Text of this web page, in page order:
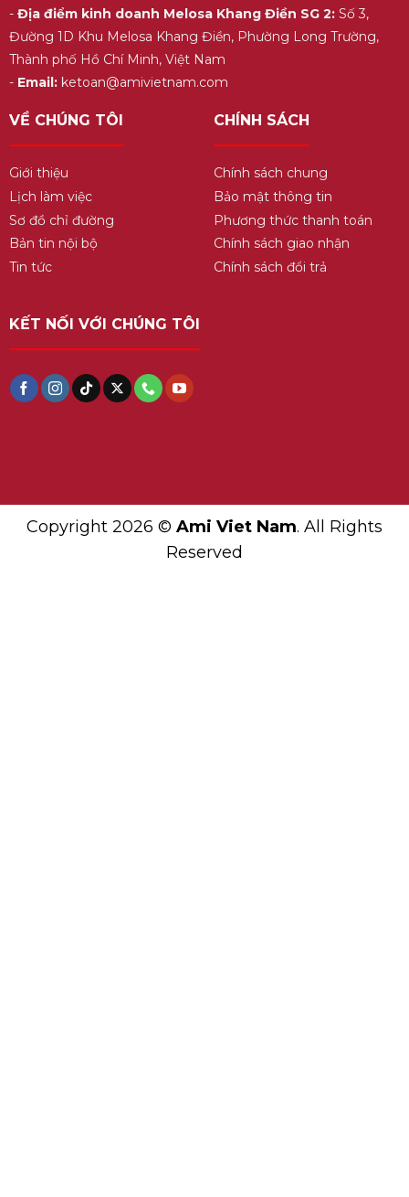
- Địa điểm kinh doanh Melosa Khang Điền SG 2:Số 3,
Đường 1D Khu Melosa Khang Điền, Phường Long Trường,
Thành phố Hồ Chí Minh, Việt Nam
- Email:ketoan@amivietnam.com
VỀ CHÚNG TÔI
Giới thiệu
Lịch làm việc
Sơ đồ chỉ đường
Bản tin nội bộ
Tin tức
CHÍNH SÁCH
Chính sách chung
Bảo mật thông tin
Phương thức thanh toán
Chính sách giao nhận
Chính sách đổi trả
KẾT NỐI VỚI CHÚNG TÔI
Copyright 2026 © Ami Viet Nam. All Rights
Reserved